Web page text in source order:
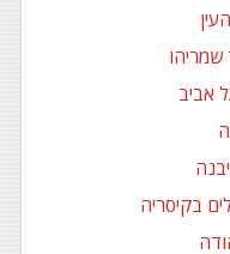
שמריהו
אביב
בקיסריה